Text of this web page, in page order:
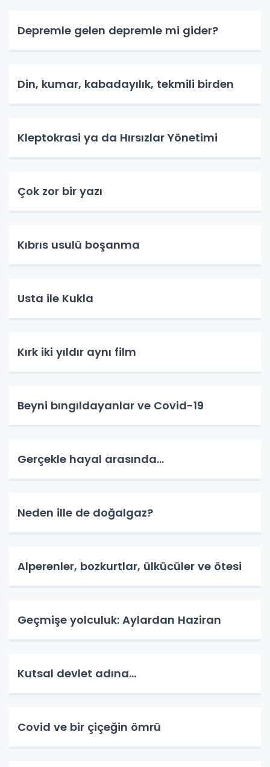
Depremle gelen depremle mi gider?
Din, kumar, kabadayılık, tekmili birden
Kleptokrasi ya da Hırsızlar Yönetimi
Çok zor bir yazı
Kıbrıs usulü boşanma
Usta ile Kukla
Kırk iki yıldır aynı film
Beyni bıngıldayanlar ve Covid-19
Gerçekle hayal arasında...
Neden ille de doğalgaz?
Alperenler, bozkurtlar, ülkücüler ve ötesi
Geçmişe yolculuk: Aylardan Haziran
Kutsal devlet adına...
Covid ve bir çiçeğin ömrü